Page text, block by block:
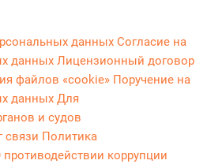
данных Согласие на
данных Лицензионный договор
файлов «cookie» Поручение на
данных Для
и судов
связи Политика
противодействии коррупции